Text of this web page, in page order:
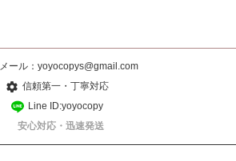
ール： yoyocopys@gmail.com
信頼第一・丁寧対応
Line ID:yoyocopy
安心対応・迅速発送